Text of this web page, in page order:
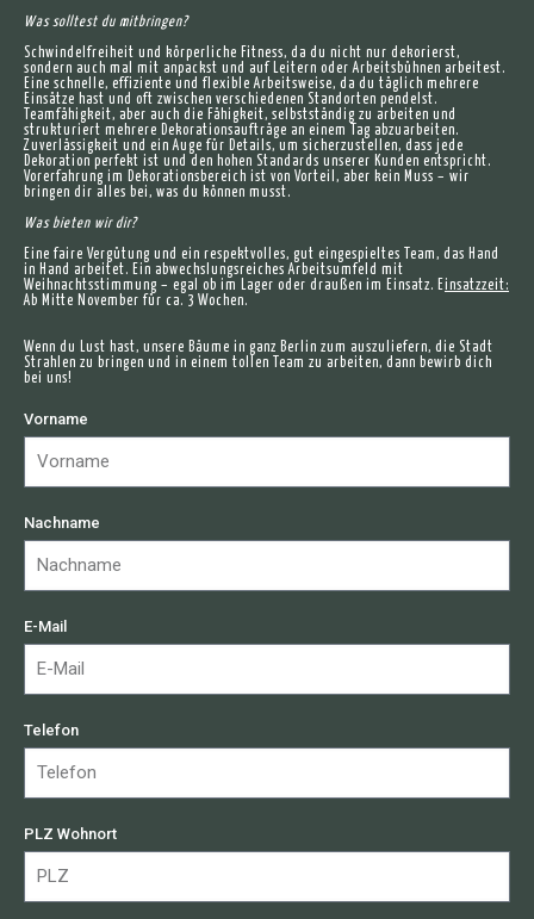
Was solltest du mitbringen?
Schwindelfreiheit und körperliche Fitness, da du nicht nur dekorierst,
sondern auch mal mit anpackst und auf Leitern oder Arbeitsbühnen arbeitest.
Eine schnelle, effiziente und flexible Arbeitsweise, da du täglich mehrere
Einsätze hast und oft zwischen verschiedenen Standorten pendelst.
Teamfähigkeit, aber auch die Fähigkeit, selbstständig zu arbeiten und
strukturiert mehrere Dekorationsaufträge an einem Tag abzuarbeiten.
Zuverlässigkeit und ein Auge für Details, um sicherzustellen, dass jede
Dekoration perfekt ist und den hohen Standards unserer Kunden entspricht.
Vorerfahrung im Dekorationsbereich ist von Vorteil, aber kein Muss – wir
bringen dir alles bei, was du können musst.
Was bieten wir dir?
Eine faire Vergütung und ein respektvolles, gut eingespieltes Team, das Hand
in Hand arbeitet. Ein abwechslungsreiches Arbeitsumfeld mit
Weihnachtsstimmung – egal ob im Lager oder draußen im Einsatz. Einsatzzeit:
Ab Mitte November für ca. 3 Wochen.
Wenn du Lust hast, unsere Bäume in ganz Berlin zum auszuliefern, die Stadt
Strahlen zu bringen und in einem tollen Team zu arbeiten, dann bewirb dich
bei uns!
Vorname
Nachname
E-Mail
Telefon
PLZ Wohnort